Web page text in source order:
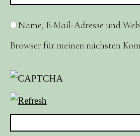
Name, E-Mail-Adresse und
Browser für meinen nächsten